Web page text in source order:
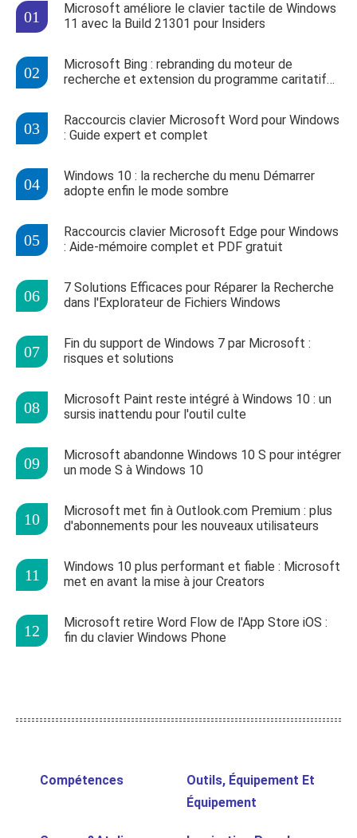
Microsoft améliore le clavier tactile de Windows
11 avec la Build 21301 pour Insiders
Microsoft Bing : rebranding du moteur de
recherche et extension du programme caritatif
Raccourcis clavier Microsoft Word pour Windows
: Guide expert et complet
Windows 10 : la recherche du menu Démarrer
adopte enfin le mode sombre
Raccourcis clavier Microsoft Edge pour Windows
: Aide-mémoire complet et PDF gratuit
7 Solutions Efficaces pour Réparer la Recherche
dans l'Explorateur de Fichiers Windows
Fin du support de Windows 7 par Microsoft :
risques et solutions
Microsoft Paint reste intégré à Windows 10 : un
sursis inattendu pour l'outil culte
Microsoft abandonne Windows 10 S pour intégrer
un mode S à Windows 10
Microsoft met fin à Outlook.com Premium : plus
d'abonnements pour les nouveaux utilisateurs
Windows 10 plus performant et fiable : Microsoft
met en avant la mise à jour Creators
Microsoft retire Word Flow de l'App Store iOS :
fin du clavier Windows Phone
Compétences
Outils, Équipement Et
Équipement